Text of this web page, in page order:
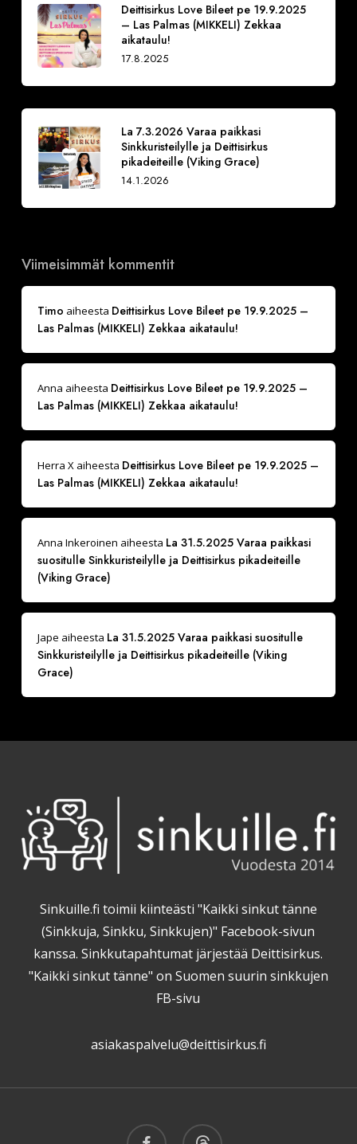
Deittisirkus Love Bileet pe 19.9.2025
– Las Palmas (MIKKELI) Zekkaa
aikataulu!
17.8.2025
La 7.3.2026 Varaa paikkasi
Sinkkuristeilylle ja Deittisirkus
pikadeiteille (Viking Grace)
14.1.2026
Viimeisimmät kommentit
Timo aiheesta Deittisirkus Love Bileet pe 19.9.2025 –
Las Palmas (MIKKELI) Zekkaa aikataulu!
Anna aiheesta Deittisirkus Love Bileet pe 19.9.2025 –
Las Palmas (MIKKELI) Zekkaa aikataulu!
Herra Xaiheesta Deittisirkus Love Bileet pe 19.9.2025 –
Las Palmas (MIKKELI) Zekkaa aikataulu!
Anna Inkeroinen aiheesta La 31.5.2025 Varaa paikkasi
suositulle Sinkkuristeilylle ja Deittisirkus pikadeiteille
(Viking Grace)
Jape aiheesta La 31.5.2025 Varaa paikkasi suositulle
Sinkkuristeilylle ja Deittisirkus pikadeiteille (Viking
Grace)
Sinkuille.fi toimii kiinteästi "Kaikki sinkut tänne
(Sinkkuja, Sinkku, Sinkkujen)" Facebook-sivun
kanssa. Sinkkutapahtumat järjestää Deittisirkus.
"Kaikki sinkut tänne" on Suomen suurin sinkkujen
FB-sivu
asiakaspalvelu@deittisirkus.fi
facebook threads